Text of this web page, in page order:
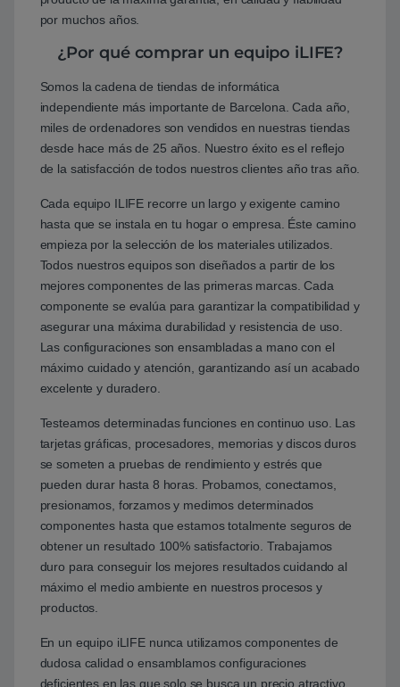
por muchos años.
¿Por qué comprar un equipo iLIFE?
Somos la cadena de tiendas de informática
independiente más importante de Barcelona. Cada año,
miles de ordenadores son vendidos en nuestras tiendas
desde hace más de 25 años. Nuestro éxito es el reflejo
de la satisfacción de todos nuestros clientes año tras año.
Cada equipo ILIFE recorre un largo y exigente camino
hasta que se instala en tu hogar o empresa. Éste camino
empieza por la selección de los materiales utilizados.
Todos nuestros equipos son diseñados a partir de los
mejores componentes de las primeras marcas. Cada
componente se evalúa para garantizar la compatibilidad y
asegurar una máxima durabilidad y resistencia de uso.
Las configuraciones son ensambladas a mano con el
máximo cuidado y atención, garantizando así un acabado
excelente y duradero.
Testeamos determinadas funciones en continuo uso. Las
tarjetas gráficas, procesadores, memorias y discos duros
se someten a pruebas de rendimiento y estrés que
pueden durar hasta 8 horas. Probamos, conectamos,
presionamos, forzamos y medimos determinados
componentes hasta que estamos totalmente seguros de
obtener un resultado 100% satisfactorio. Trabajamos
duro para conseguir los mejores resultados cuidando al
máximo el medio ambiente en nuestros procesos y
productos.
En un equipo iLIFE nunca utilizamos componentes de
dudosa calidad o ensamblamos configuraciones
deficientes en las que solo se busca un precio atractivo,